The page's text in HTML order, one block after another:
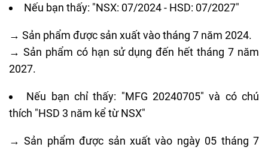
Nếu bạn thấy: "NSX: 07/2024 - HSD: 07/2027"
→ Sản phẩm được sản xuất vào tháng 7 năm 2024.
→ Sản phẩm có hạn sử dụng đến hết tháng 7 năm
2027.
Nếu bạn chỉ thấy: "MFG 20240705" và có chú
thích "HSD 3 năm kể từ NSX"
→ Sản phẩm được sản xuất vào ngày 05 tháng 7